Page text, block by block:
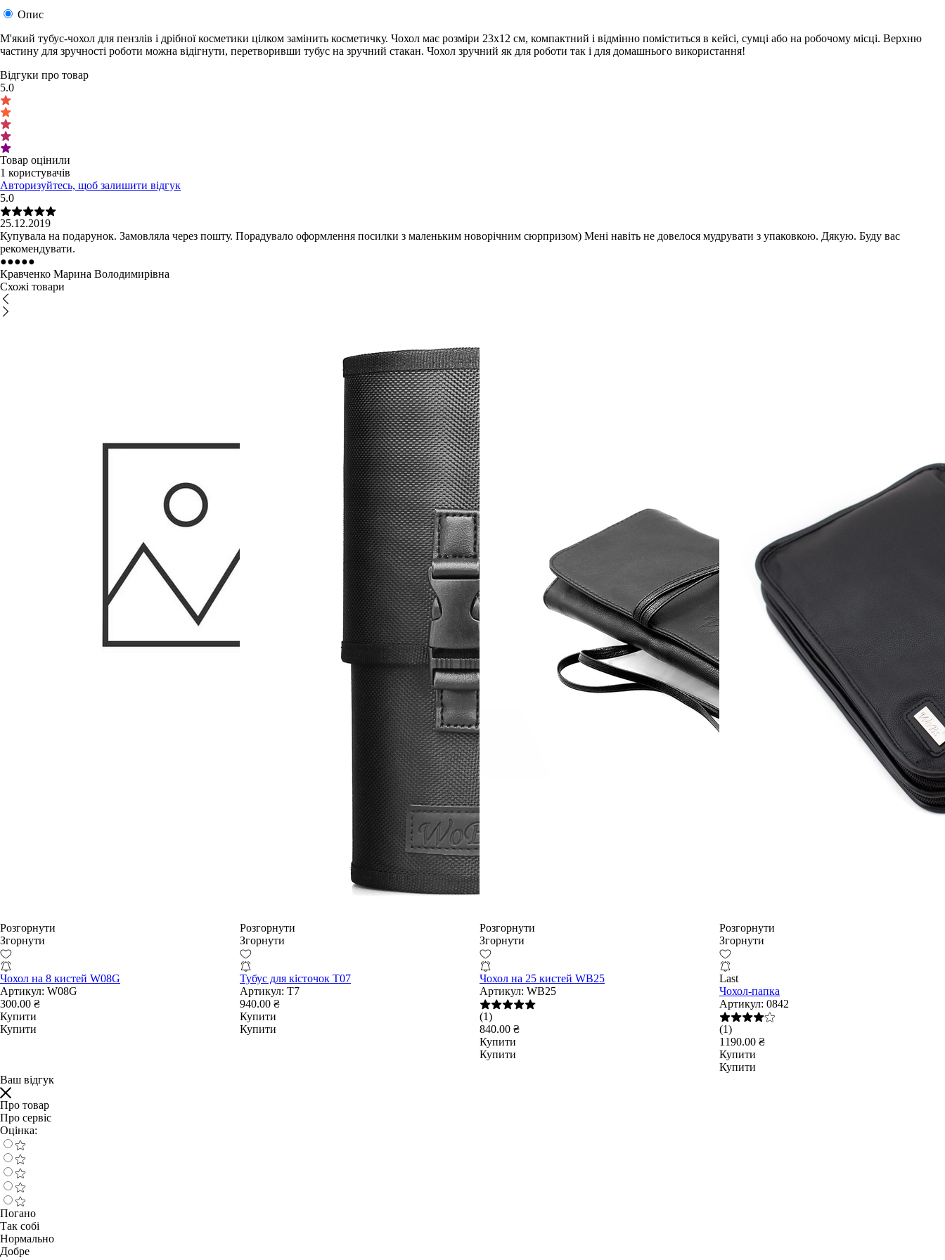
Опис
М'який тубус-чохол для пензлів і дрібної косметики цілком замінить косметичку. Чохол має розміри 23х12 см, компактний і відмінно поміститься в кейсі, сумці або на робочому місці. Верхню
частину для зручності роботи можна відігнути, перетворивши тубус на зручний стакан. Чохол зручний як для роботи так і для домашнього використання!
Відгуки про товар
5.0
Товар оцінили
1 користувачів
Авторизуйтесь, щоб залишити відгук
5.0
25.12.2019
Купувала на подарунок. Замовляла через пошту. Порадувало оформлення посилки з маленьким новорічним сюрпризом) Мені навіть не довелося мудрувати з упаковкою. Дякую. Буду вас
рекомендувати.
●●●●●
Кравченко Марина Володимирівна
Схожі товари
Розгорнути
Згорнути
Чохол на 8 кистей W08G
Артикул: W08G
300.00 ₴
Купити
Купити
Розгорнути
Згорнути
Тубус для кісточок T07
Артикул: T7
940.00 ₴
Купити
Купити
Розгорнути
Згорнути
Чохол на 25 кистей WB25
Артикул: WB25
(1)
840.00 ₴
Купити
Купити
Розгорнути
Згорнути
Last
Чохол-папка
Артикул: 0842
(1)
1190.00 ₴
Купити
Купити
Ваш відгук
Про товар
Про сервіс
Оцінка:
Погано
Так собі
Нормально
Добре